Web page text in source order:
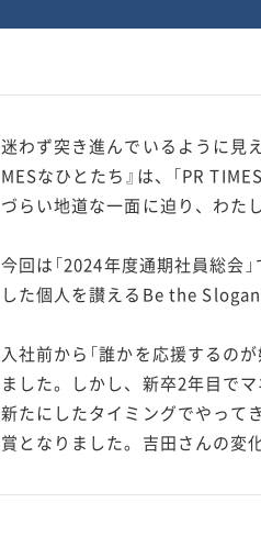
迷わず突き進んでいるように見
MESなひとたち』は、「PR
づらい地道な一面に迫り、わた
今回は「2024年度通期社員総会
した個人を讃えるBe the
入社前から「誰かを応援するの
ました。しかし、新卒2年目で
新たにしたタイミングでやって
賞となりました。吉田さんの変